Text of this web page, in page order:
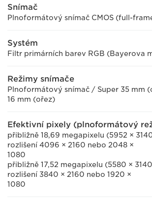
Snímač
Plnoformátový snímač CMOS (full-
Systém
Filtr primárních barev RGB (Bayerova
Režimy snímače
Plnoformátový snímač / Super 35 mm
16 mm (ořez)
Efektivní pixely (plnoformátový
přibližně 18,69 megapixelu (5952 ×
rozlišení 4096 × 2160 nebo 2048 ×
1080
přibližně 17,52 megapixelu (5580 ×
rozlišení 3840 × 2160 nebo 1920 ×
1080